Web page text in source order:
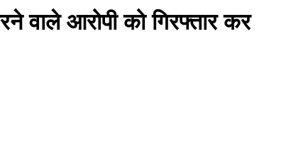
वाले आरोपी को गिरफ्तार कर